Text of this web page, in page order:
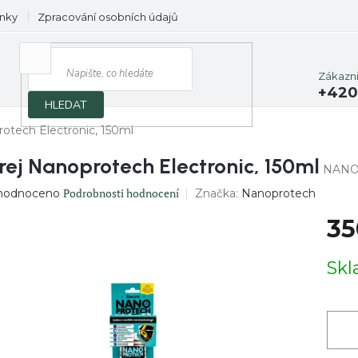
Zpracování osobních údajů
HLEDAT
Electronic, 150ml
Nanoprotech Electronic, 150ml
Podrobnosti hodnocení Značka: Nanoprotech
cena: